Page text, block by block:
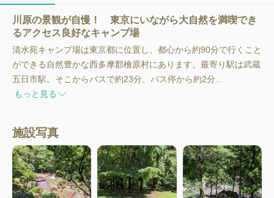
川原の景観が自慢！ 東京にいながら大自然を満喫でき
るアクセス良好なキャンプ場
清水苑キャンプ場は東京都に位置し、都心から約90分で行くこと
ができる自然豊かな西多摩郡檜原村にあります。最寄り駅は武蔵
五日市駅。そこからバスで約23分、バス停から約2分...
もっと見る
施設写真